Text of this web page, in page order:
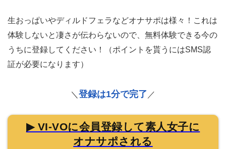
生おっぱいやディルドフェラなどオナサポは様々！これは
体験しないと凄さが伝わらないので、無料体験できる今の
うちに登録してください！（ポイントを貰うにはSMS認
証が必要になります）
＼ 登録は1分で完了 ／
▶ VI-VOに会員登録して素人女子に
オナサポされる